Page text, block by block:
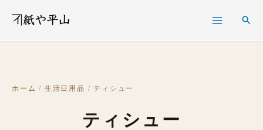
検
索
ホーム / 生活日用品 / ティシュー
ティシュー